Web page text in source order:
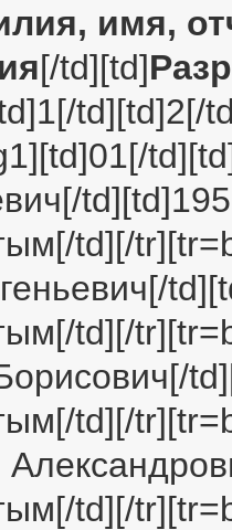
имя,
[/td][td]
td][td]2[/
td][/
td][/
td][/
td][/